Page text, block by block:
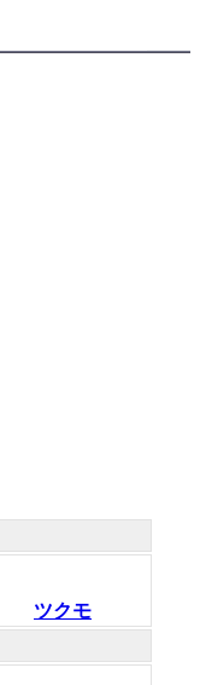
ツクモ